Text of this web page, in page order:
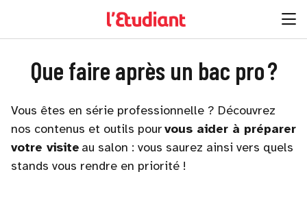
Que faire après un bac pro ?
Vous êtes en série professionnelle ? Découvrez
nos contenus et outils pourvous aider à préparer
votre visite au salon : vous saurez ainsi vers quels
stands vous rendre en priorité !